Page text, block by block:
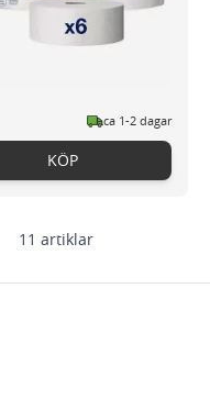
ca 1-2 dagar
KÖP
11 artiklar